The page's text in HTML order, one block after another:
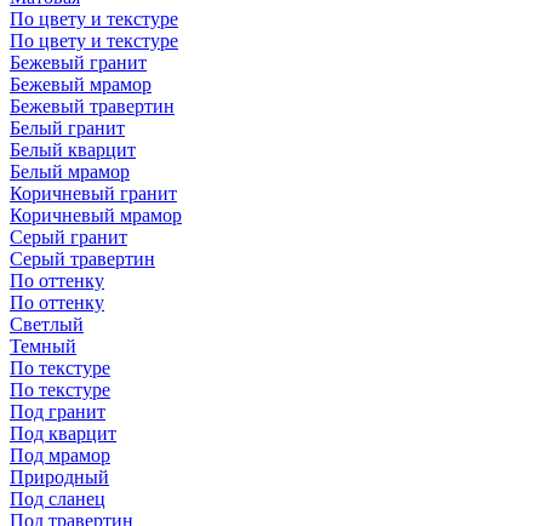
По цвету и текстуре
По цвету и текстуре
Бежевый гранит
Бежевый мрамор
Бежевый травертин
Белый гранит
Белый кварцит
Белый мрамор
Коричневый гранит
Коричневый мрамор
Серый гранит
Серый травертин
По оттенку
По оттенку
Светлый
Темный
По текстуре
По текстуре
Под гранит
Под кварцит
Под мрамор
Природный
Под сланец
Под травертин